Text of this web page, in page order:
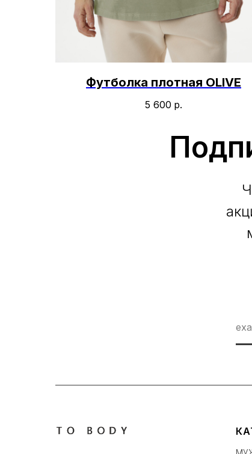
Футболка плотная OLIVE
5 600 р.